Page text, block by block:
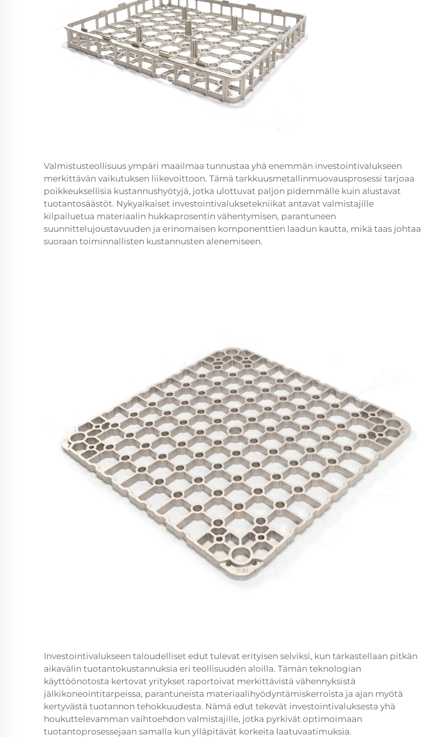
Valmistusteollisuus ympäri maailmaa tunnustaa yhä enemmän investointivalukseen
merkittävän vaikutuksen liikevoittoon. Tämä tarkkuusmetallinmuovausprosessi tarjoaa
poikkeuksellisia kustannushyötyjä, jotka ulottuvat paljon pidemmälle kuin alustavat
tuotantosäästöt. Nykyaikaiset investointivaluksetekniikat antavat valmistajille
kilpailuetua materiaalin hukkaprosentin vähentymisen, parantuneen
suunnittelujoustavuuden ja erinomaisen komponenttien laadun kautta, mikä taas johtaa
suoraan toiminnallisten kustannusten alenemiseen.
Investointivalukseen taloudelliset edut tulevat erityisen selviksi, kun tarkastellaan pitkän
aikavälin tuotantokustannuksia eri teollisuuden aloilla. Tämän teknologian
käyttöönotosta kertovat yritykset raportoivat merkittävistä vähennyksistä
jälkikoneointitarpeissa, parantuneista materiaalihyödyntämiskerroista ja ajan myötä
kertyvästä tuotannon tehokkuudesta. Nämä edut tekevät investointivaluksesta yhä
houkuttelevamman vaihtoehdon valmistajille, jotka pyrkivät optimoimaan
tuotantoprosessejaan samalla kun ylläpitävät korkeita laatuvaatimuksia.